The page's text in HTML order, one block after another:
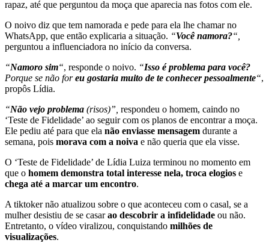
rapaz, até que perguntou da moça que aparecia nas fotos com ele.
O noivo diz que tem namorada e pede para ela lhe chamar no
WhatsApp, que então explicaria a situação. “Você namora?“,
perguntou a influenciadora no início da conversa.
“Namoro sim“, responde o noivo. “Isso é problema para você?
Porque se não foreu gostaria muito de te conhecer pessoalmente“,
propôs Lídia.
“Não vejo problema (risos)”, respondeu o homem, caindo no
‘Teste de Fidelidade’ ao seguir com os planos de encontrar a moça.
Ele pediu até para que ela não enviasse mensagem durante a
semana, pois morava com a noiva e não queria que ela visse.
O ‘Teste de Fidelidade’ de Lídia Luiza terminou no momento em
que o homem demonstra total interesse nela, troca elogios e
chega até a marcar um encontro.
A tiktoker não atualizou sobre o que aconteceu com o casal, se a
mulher desistiu de se casarao descobrir a infidelidade ou não.
Entretanto, o vídeo viralizou, conquistando milhões de
visualizações.